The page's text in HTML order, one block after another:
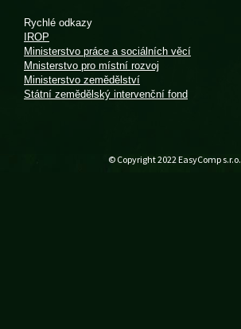
Rychlé odkazy
IROP
Ministerstvo práce a sociálních věcí
Mnisterstvo pro místní rozvoj
Ministerstvo zemědělství
Státní zemědělský intervenční fond
© Copyright 2022EasyComp s.r.o.